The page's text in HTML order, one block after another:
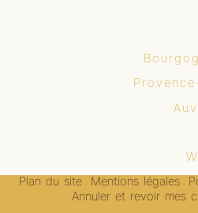
Plan du site- Mentions légales-
Annuler et revoir mes